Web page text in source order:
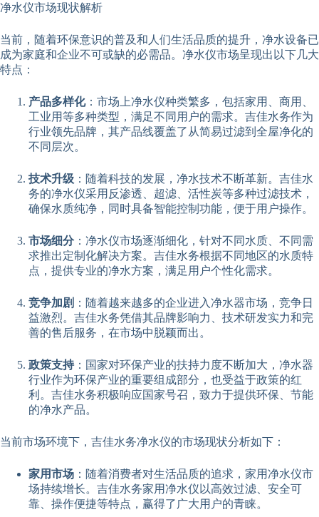
净水仪市场现状解析
当前，随着环保意识的普及和人们生活品质的提升，净水设备已
成为家庭和企业不可或缺的必需品。净水仪市场呈现出以下几大
特点：
产品多样化：市场上净水仪种类繁多，包括家用、商用、
工业用等多种类型，满足不同用户的需求。吉佳水务作为
行业领先品牌，其产品线覆盖了从简易过滤到全屋净化的
不同层次。
技术升级 ：随着科技的发展，净水技术不断革新。吉佳水
务的净水仪采用反渗透、超滤、活性炭等多种过滤技术，
确保水质纯净，同时具备智能控制功能，便于用户操作。
市场细分：净水仪市场逐渐细化，针对不同水质、不同需
求推出定制化解决方案。吉佳水务根据不同地区的水质特
点，提供专业的净水方案，满足用户个性化需求。
竞争加剧 ：随着越来越多的企业进入净水器市场，竞争日
益激烈。吉佳水务凭借其品牌影响力、技术研发实力和完
善的售后服务，在市场中脱颖而出。
政策支持：国家对环保产业的扶持力度不断加大，净水器
行业作为环保产业的重要组成部分，也受益于政策的红
利。吉佳水务积极响应国家号召，致力于提供环保、节能
的净水产品。
当前市场环境下，吉佳水务净水仪的市场现状分析如下：
家用市场 ：随着消费者对生活品质的追求，家用净水仪市
场持续增长。吉佳水务家用净水仪以高效过滤、安全可
靠、操作便捷等特点，赢得了广大用户的青睐。